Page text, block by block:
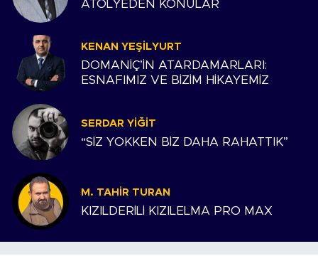
ATÖLYEDEN KONULAR
KENAN YEŞILYURT
DOMANİÇ’İN ATARDAMARLARI:
ESNAFIMIZ VE BİZİM HİKAYEMİZ
SERDAR YIĞIT
“SİZ YOKKEN BİZ DAHA RAHATTIK”
M. TAHIR TURAN
KIZILDERİLİ KIZILELMA PRO MAX